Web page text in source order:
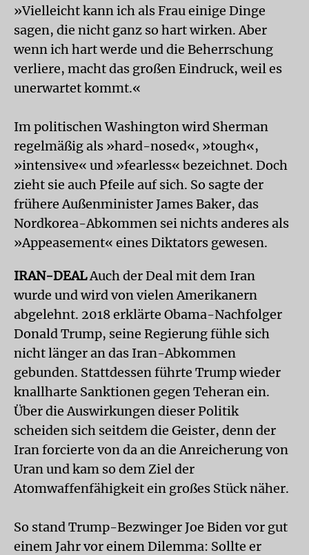
»Vielleicht kann ich als Frau einige Dinge
sagen, die nicht ganz so hart wirken. Aber
wenn ich hart werde und die Beherrschung
verliere, macht das großen Eindruck, weil es
unerwartet kommt.«
Im politischen Washington wird Sherman
regelmäßig als »hard-nosed«, »tough«,
»intensive« und »fearless« bezeichnet. Doch
zieht sie auch Pfeile auf sich. So sagte der
frühere Außenminister James Baker, das
Nordkorea-Abkommen sei nichts anderes als
»Appeasement« eines Diktators gewesen.
IRAN-DEALAuch der Deal mit dem Iran
wurde und wird von vielen Amerikanern
abgelehnt. 2018 erklärte Obama-Nachfolger
Donald Trump, seine Regierung fühle sich
nicht länger an das Iran-Abkommen
gebunden. Stattdessen führte Trump wieder
knallharte Sanktionen gegen Teheran ein.
Über die Auswirkungen dieser Politik
scheiden sich seitdem die Geister, denn der
Iran forcierte von da an die Anreicherung von
Uran und kam so dem Ziel der
Atomwaffenfähigkeit ein großes Stück näher.
So stand Trump-Bezwinger Joe Biden vor gut
einem Jahr vor einem Dilemma: Sollte er